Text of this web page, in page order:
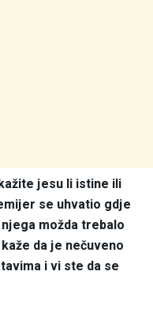
jesu li istine ili
se uhvatio gdje
možda trebalo
da je nečuveno
i vi ste da se